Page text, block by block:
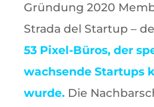
Gründung 2020
Strada del Startup –
53 Pixel-Büros, der
wachsende Startups
wurde. Die